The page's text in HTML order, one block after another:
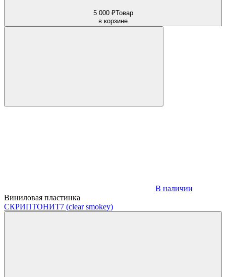
5 000 ₽Товар
в корзине
В наличии
Виниловая пластинка
СКРИПТОНИТ7 (clear smokey)